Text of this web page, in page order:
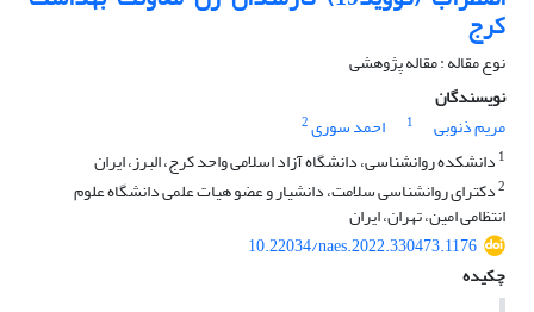
کرج
نوع مقاله : مقاله پژوهشی
نویسندگان
مریم ذنوبی
1 احمد سوری2
1 دانشکده روانشناسی، دانشگاه آزاد اسلامی واحد کرج، البرز، ایران
2دکترای روانشناسی سلامت، دانشیار و عضو هیات علمی دانشگاه علوم
انتظامی امین، تهران، ایران
10.22034/naes.2022.330473.1176
چکیده